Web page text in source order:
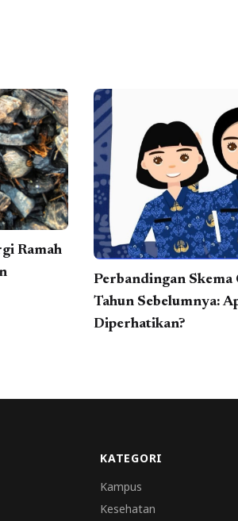
Ramah
Perbandingan Skema
Tahun Sebelumnya:
Diperhatikan?
KATEGORI
Kampus
Kesehatan